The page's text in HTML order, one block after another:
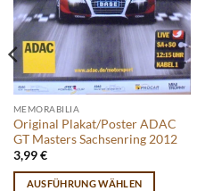
MEMORABILIA
Original Plakat/Poster ADAC
GT Masters Sachsenring 2012
3,99€
AUSFÜHRUNG WÄHLEN